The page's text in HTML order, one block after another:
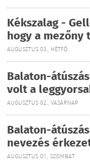
Kékszalag -
hogy a
AUGUSZTUS 03., HÉTFŐ
Balaton-
volt a
AUGUSZTUS 02., VASÁRNAP
Balaton-
nevezés
AUGUSZTUS 01., SZOMBAT